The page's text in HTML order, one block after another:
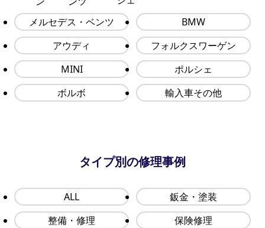
メルセデス・ベンツ
BMW
アウディ
フォルクスワーゲン
MINI
ポルシェ
ボルボ
輸入車その他
タイプ別の修理事例
ALL
鈑金・塗装
整備・修理
保険修理